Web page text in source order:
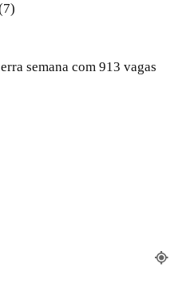
semana com 913 vagas